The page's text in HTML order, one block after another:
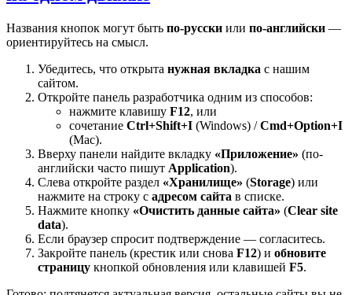
Названия кнопок могут быть по-русски или по-английски —
ориентируйтесь на смысл.
Убедитесь, что открыта нужная вкладка с нашим
сайтом.
Откройте панель разработчика одним из способов:
нажмите клавишу F12, или
сочетание Ctrl+Shift+I (Windows) /Cmd+Option+I
(Mac).
Вверху панели найдите вкладку «Приложение» (по-
английски часто пишут Application).
Слева откройте раздел «Хранилище» (Storage) или
нажмите на строку с адресом сайта в списке.
Нажмите кнопку «Очистить данные сайта» (Clear site
data).
Если браузер спросит подтверждение — согласитесь.
Закройте панель (крестик или снова F12) и обновите
страницу кнопкой обновления или клавишей F5.